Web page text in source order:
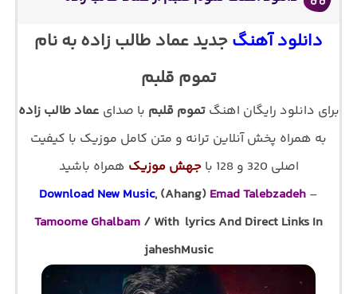
دانلود آهنگجدید عماد طالب زاده به نام
تموم قلبم
برای دانلود رایگان اهنگتموم قلبم با صدای عماد طالب زاده
به همراه پخش آنلاین ترانه و متن کامل موزیک با کیفیت
اصلی 320 و 128 با
جهش موزیک همراه باشید
Download New Music, (Ahang) Emad Talebzadeh –
Tamoome Ghalbam / With lyrics And Direct Links In
jaheshMusic